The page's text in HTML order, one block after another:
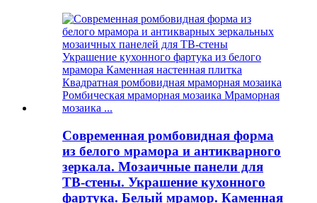
Современная ромбовидная форма
из белого мрамора и антикварного
зеркала. Мозаичные панели для
ТВ-стены. Украшение кухонного
фартука. Белый мрамор. Каменная